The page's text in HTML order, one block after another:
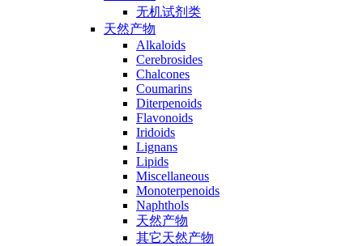
无机试剂类
天然产物
Alkaloids
Cerebrosides
Chalcones
Coumarins
Diterpenoids
Flavonoids
Iridoids
Lignans
Lipids
Miscellaneous
Monoterpenoids
Naphthols
天然产物
其它天然产物